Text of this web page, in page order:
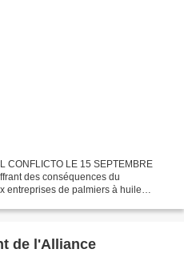
CONFLICTO LE 15 SEPTEMBRE
des conséquences du
entreprises de palmiers à huile
de l'Alliance